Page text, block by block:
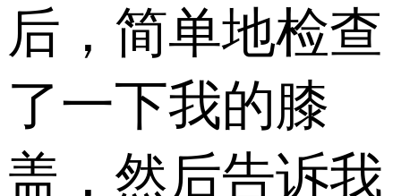
后，简单地检查
了一下我的膝
盖，然后告诉我